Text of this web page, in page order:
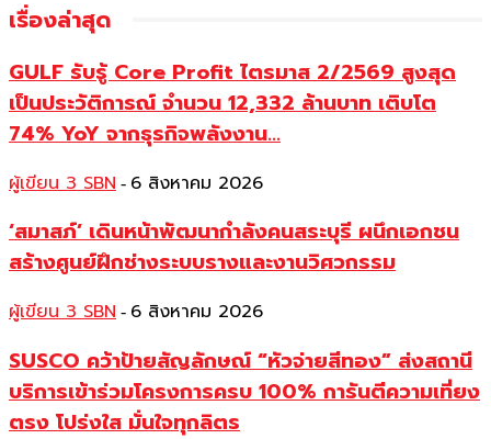
เรื่องล่าสุด
GULF รับรู้ Core Profit ไตรมาส 2/2569 สูงสุด
เป็นประวัติการณ์ จำนวน 12,332 ล้านบาท เติบโต
74% YoY จากธุรกิจพลังงาน...
ผู้เขียน 3 SBN - 6 สิงหาคม 2026
‘สมาสภ์’ เดินหน้าพัฒนากำลังคนสระบุรี ผนึกเอกชน
สร้างศูนย์ฝึกช่างระบบรางและงานวิศวกรรม
ผู้เขียน 3 SBN - 6 สิงหาคม 2026
SUSCO คว้าป้ายสัญลักษณ์ “หัวจ่ายสีทอง” ส่งสถานี
บริการเข้าร่วมโครงการครบ 100% การันตีความเที่ยง
ตรง โปร่งใส มั่นใจทุกลิตร